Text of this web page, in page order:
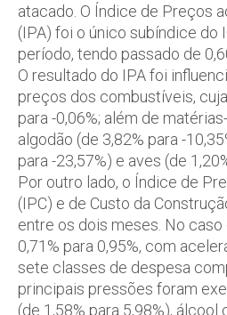
atacado. O Índice de Preços
(IPA) foi o único subíndice do
período, tendo passado de
O resultado do IPA foi
preços dos combustíveis,
para -0,06%; além de
algodão (de 3,82% para -
para -23,57%) e aves (de
Por outro lado, o Índice de
(IPC) e de Custo da
entre os dois meses. No caso
0,71% para 0,95%, com
sete classes de despesa
principais pressões foram
(de 1,58% para 5,98%),